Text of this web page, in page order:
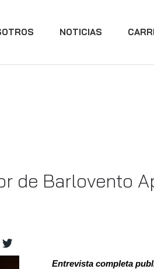
NOTICIAS
de Barlovento
Entrevista completa